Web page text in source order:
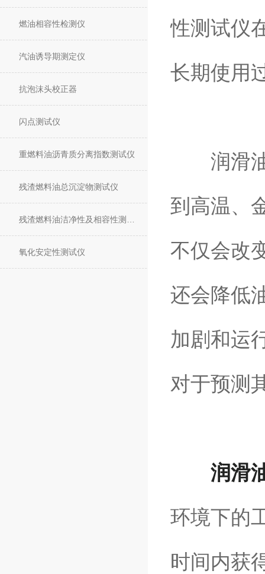
燃油相容性检测仪
汽油诱导期测定仪
抗泡沫头校正器
闪点测试仪
重燃料油沥青质分离指数测试仪
残渣燃料油总沉淀物测试仪
氧化安定性测试仪
性测试仪
长期使用
润滑油
到高温、
不仅会改
还会降低
加剧和运
对于预测
润滑
环境下的
时间内获